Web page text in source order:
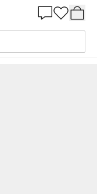
NCS 3060-Y